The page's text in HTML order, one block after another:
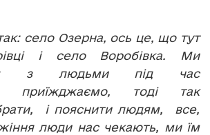
село Озерна, ось це, що тут
і село Воробівка. Ми
з людьми під час
приїжджаємо, тоді так
і пояснити людям, все,
люди нас чекають, ми їм